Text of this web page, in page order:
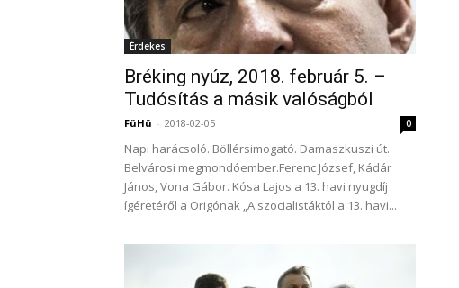
Érdekes
Bréking nyúz, 2018. február 5. –
Tudósítás a másik valóságból
FüHü - 2018-02-05 0
Napi harácsoló. Böllérsimogató. Damaszkuszi út.
Belvárosi megmondóember.Ferenc József, Kádár
János, Vona Gábor. Kósa Lajos a 13. havi nyugdíj
ígéretéről a Origónak „A szocialistáktól a 13. havi...